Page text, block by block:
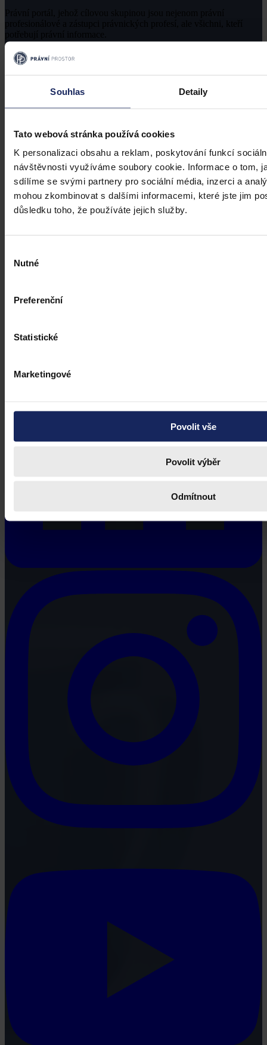
Souhlas Detaily
Tato webová stránka používá cookies
K personalizaci obsahu a reklam, poskytování funkcí
návštěvnosti využíváme soubory cookie. Informace o tom,
sdílíme se svými partnery pro sociální média, inzerci a
mohou zkombinovat s dalšími informacemi, které jste jim
důsledku toho, že používáte jejich služby.
souhlasu
Nutné
Preferenční
Statistické
Marketingové
Povolit vše
Povolit výběr
Odmítnout